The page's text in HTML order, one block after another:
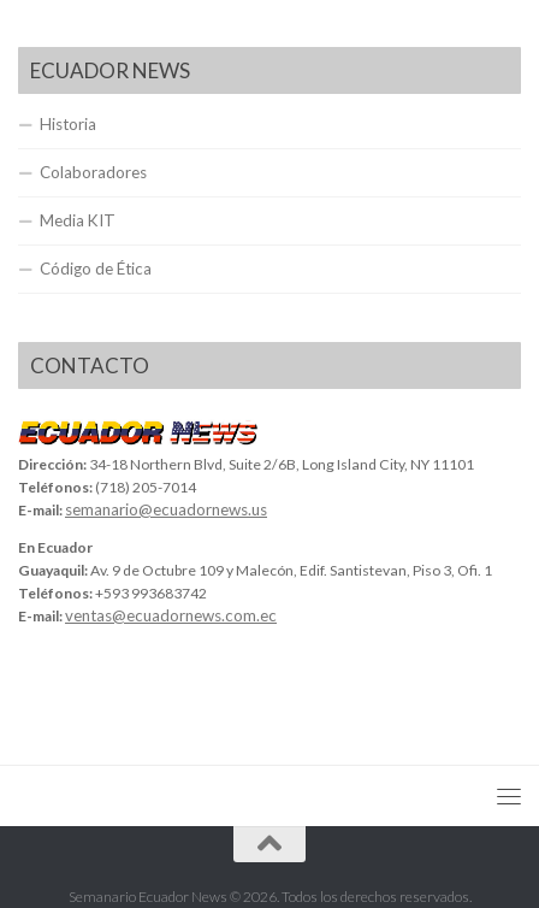
ECUADOR NEWS
Historia
Colaboradores
Media KIT
Código de Ética
CONTACTO
Dirección: 34-18 Northern Blvd, Suite 2/6B, Long Island City, NY 11101
Teléfonos: (718) 205-7014
E-mail: semanario@ecuadornews.us
En Ecuador
Guayaquil:Av. 9 de Octubre 109 y Malecón, Edif. Santistevan, Piso 3, Ofi. 1
Teléfonos:+593 993683742
E-mail:ventas@ecuadornews.com.ec
Semanario Ecuador News © 2026. Todos los derechos reservados.